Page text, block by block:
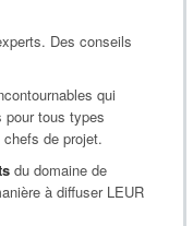
Des conseils
qui
pour tous types
de projet.
du domaine de
à diffuser LEUR